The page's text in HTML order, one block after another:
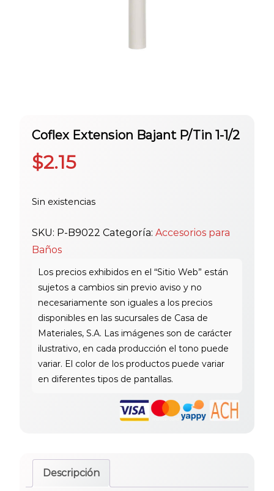
Coflex Extension Bajant P/Tin 1-1/2
$2.15
Sin existencias
SKU: P-B9022 Categoría: Accesorios para
Baños
Descripción